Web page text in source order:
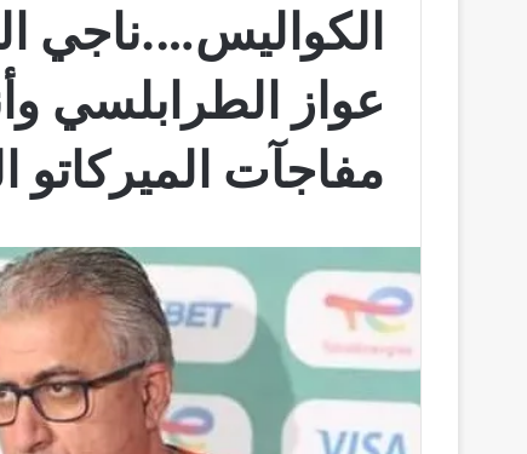
الكواليس….ناجي
عواز الطرابلسي
مفاجآت الميركاتو